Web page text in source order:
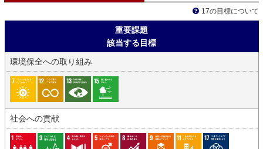
17の目標について
重要課題
該当する目標
環境保全への取り組み
社会への貢献